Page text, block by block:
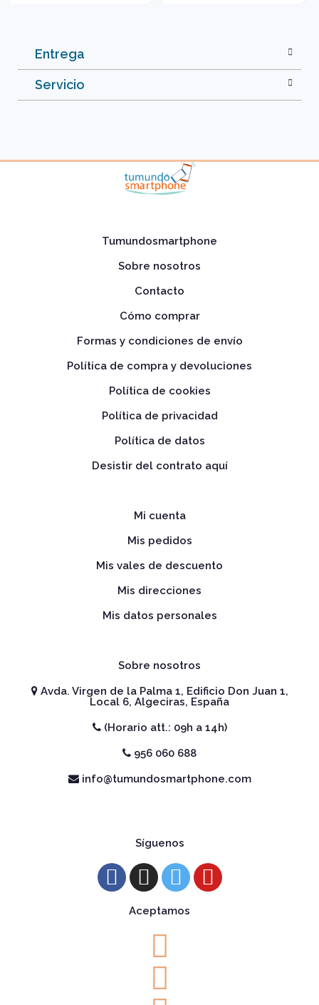
Entrega
Servicio
Tumundosmartphone
Sobre nosotros
Contacto
Cómo comprar
Formas y condiciones de envío
Política de compra y devoluciones
Política de cookies
Política de privacidad
Política de datos
Desistir del contrato aquí
Mi cuenta
Mis pedidos
Mis vales de descuento
Mis direcciones
Mis datos personales
Sobre nosotros
Avda. Virgen de la Palma 1, Edificio Don Juan 1,
Local 6, Algeciras, España
(Horario att.: 09h a 14h)
956 060 688
info@tumundosmartphone.com
Síguenos
Aceptamos